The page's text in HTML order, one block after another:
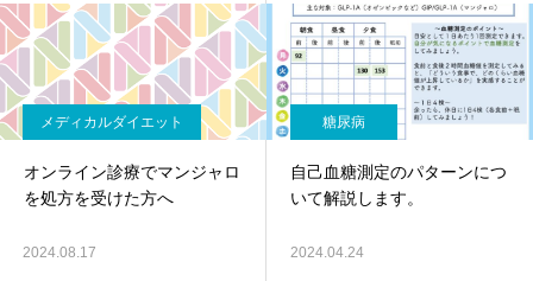
メディカルダイエット
オンライン診療でマンジャロ
を処方を受けた方へ
2024.08.17
糖尿病
自己血糖測定のパターンにつ
いて解説します。
2024.04.24